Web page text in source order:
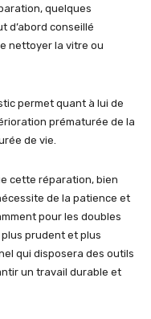
quelques
d’abord conseillé
nettoyer la vitre ou
permet quant à lui de
prématurée de la
de vie.
cette réparation, bien
de la patience et
pour les doubles
prudent et plus
qui disposera des outils
un travail durable et